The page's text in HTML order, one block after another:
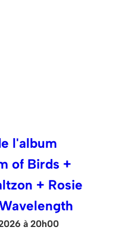
l'album
of Birds +
+ Rosie
à 20h00